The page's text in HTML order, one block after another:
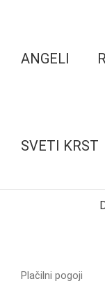
ANGELI
SVETI KRST
Plačilni pogoji